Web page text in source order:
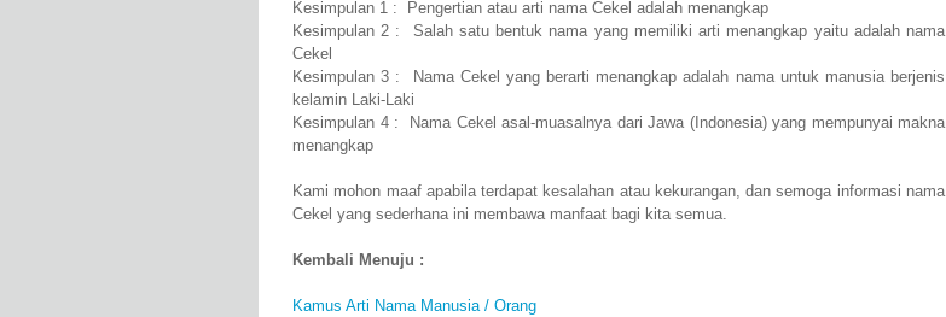
Kesimpulan 1 : Pengertian atau arti nama Cekel adalah menangkap
Kesimpulan 2 : Salah satu bentuk nama yang memiliki arti menangkap yaitu adalah nama
Cekel
Kesimpulan 3 : Nama Cekel yang berarti menangkap adalah nama untuk manusia berjenis
kelamin Laki-Laki
Kesimpulan 4 : Nama Cekel asal-muasalnya dari Jawa (Indonesia) yang mempunyai makna
menangkap
Kami mohon maaf apabila terdapat kesalahan atau kekurangan, dan semoga informasi nama
Cekel yang sederhana ini membawa manfaat bagi kita semua.
Kembali Menuju :
Kamus Arti Nama Manusia / Orang